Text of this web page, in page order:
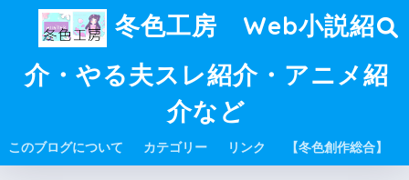
冬色工房 Web小説紹
介・やる夫スレ紹介・アニメ紹
介など
このブログについて カテゴリー リンク 【冬色創作総合】